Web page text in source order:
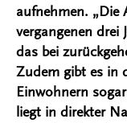
aufnehmen. „Die
vergangenen drei
das bei
Zudem gibt es in
Einwohnern
liegt in direkter